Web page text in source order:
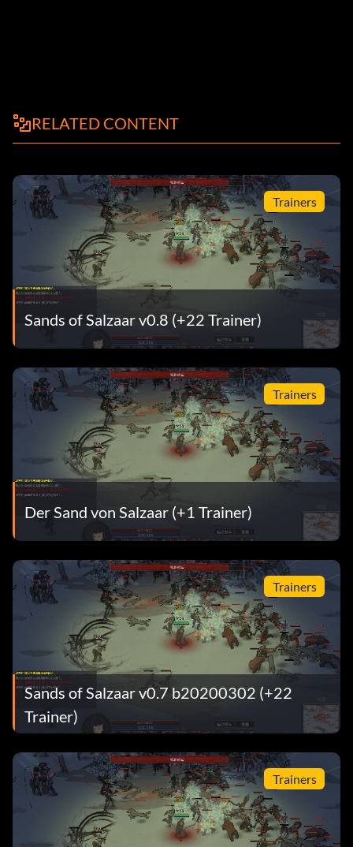
RELATED CONTENT
Trainers
Sands of Salzaar v0.8 (+22 Trainer)
Trainers
Der Sand von Salzaar (+1 Trainer)
Trainers
Sands of Salzaar v0.7 b20200302 (+22
Trainer)
Trainers